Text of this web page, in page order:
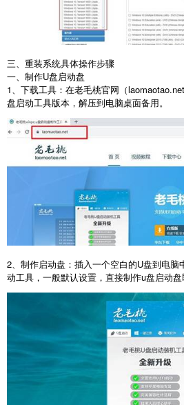
三、重装系统具体操作步骤
一、制作U盘启动盘
1、下载工具：在老毛桃官网（laomaotao.net
盘启动工具版本，解压到电脑桌面备用。
2、制作启动盘：插入一个空白的U盘到电脑
动工具，一般默认设置，直接制作u盘启动盘